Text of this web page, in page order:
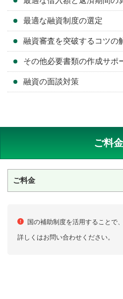
最適な融資制度の選定
融資審査を突破するコツの
その他必要書類の作成サポ
融資の面談対策
ご料金
ご料金
国の補助制度を活用することで
詳しくはお問い合わせください。